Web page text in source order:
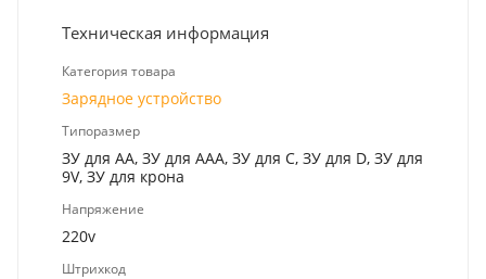
Техническая информация
Категория товара
Зарядное устройство
Типоразмер
ЗУ для AA, ЗУ для AAA, ЗУ для C, ЗУ для D, ЗУ для
9V, ЗУ для крона
Напряжение
220v
Штрихкод